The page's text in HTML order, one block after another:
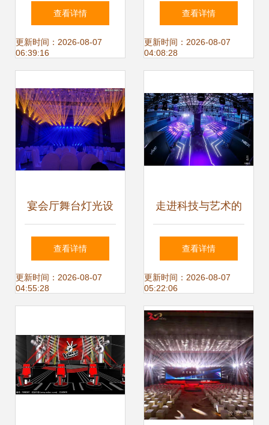
与艺术的完美融合
查看详情
更新时间：2026-08-07
06:39:16
舞台灯光设计的璀
璨之夜
查看详情
更新时间：2026-08-07
04:08:28
宴会厅舞台灯光设
计——光影之美与
沉浸式体验
查看详情
更新时间：2026-08-07
04:55:28
走进科技与艺术的
交绘 vivo NEX双屏
版发布会舞台灯光
设计深度解析
查看详情
更新时间：2026-08-07
05:22:06